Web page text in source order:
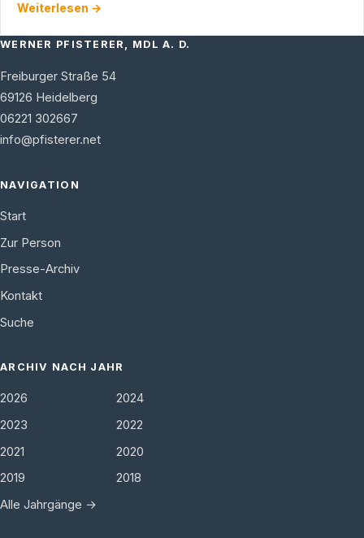
MdB Dr. Karl A. Lamers, …
Weiterlesen →
WERNER PFISTERER, MDL A. D.
Freiburger Straße 54
69126 Heidelberg
06221 302667
info@pfisterer.net
NAVIGATION
Start
Zur Person
Presse-Archiv
Kontakt
Suche
ARCHIV NACH JAHR
2026
2024
2023
2022
2021
2020
2019
2018
Alle Jahrgänge →